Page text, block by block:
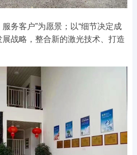
务客户”为愿景；以“细节决定成
展战略，整合新的激光技术、打造